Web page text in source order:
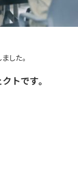
した。
トです。